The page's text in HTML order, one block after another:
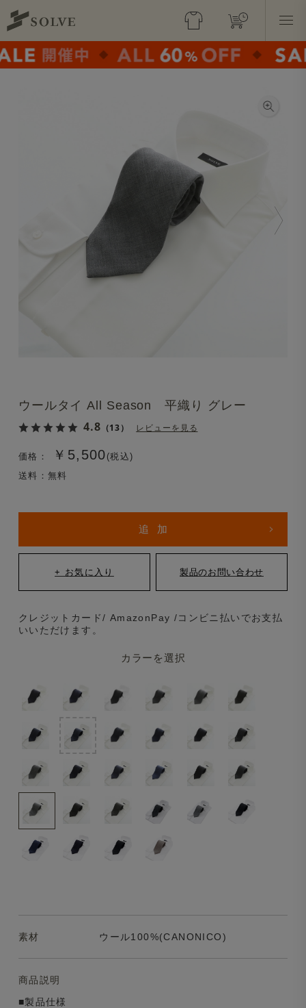
ウールタイ All Season 平織り グレー
4.8 （13） レビューを見る
価格： ￥5,500 (税込)
送料：無料
カラーを選択
クレジットカード/ AmazonPay /コンビニ払いでお支払
いいただけます。
素材 ウール100%(CANONICO)
商品説明
■製品仕様